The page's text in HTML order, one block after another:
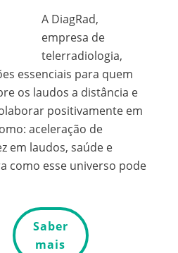
A DiagRad,
empresa de
telerradiologia,
essenciais para quem
os laudos a distância e
positivamente em
aceleração de
em laudos, saúde e
como esse universo pode
Saber
mais